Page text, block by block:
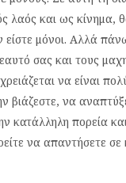
λαός και ως κίνημα,
είστε μόνοι. Αλλά
σας και τους
να είναι
βιάζεστε, να
κατάλληλη πορεία
να απαντήσετε σε